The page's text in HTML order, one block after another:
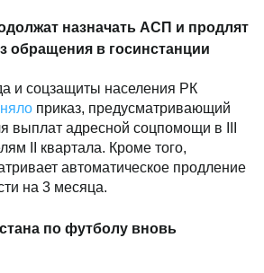
назначать АСП и продлят
обращения в госинстанции
и соцзащиты населения РК
приказ, предусматривающий
выплат адресной соцпомощи в III
II квартала. Кроме того,
автоматическое продление
на 3 месяца.
по футболу вновь